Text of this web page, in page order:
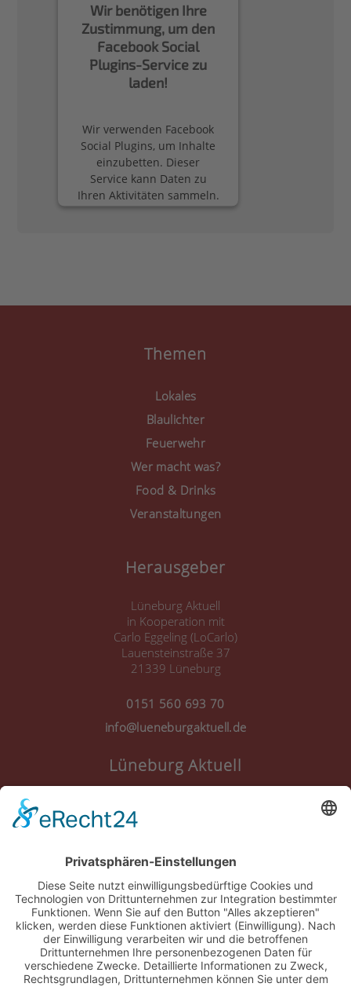
Wir benötigen Ihre
Zustimmung, um den
Facebook Social
Plugins-Service zu
laden!
Wir verwenden Facebook
Social Plugins, um Inhalte
einzubetten. Dieser
Service kann Daten zu
Ihren Aktivitäten sammeln.
Bitte lesen Sie die Details
Mehr Informationen
Akzeptieren
Consent Management
Themen
Lokales
Blaulichter
Feuerwehr
Wer macht was?
Food & Drinks
Veranstaltungen
Herausgeber
Lüneburg Aktuell
in Kooperation mit
Carlo Eggeling (LoCarlo)
Lauensteinstraße 37
21339 Lüneburg
0151 560 693 70
info@lueneburgaktuell.de
Lüneburg Aktuell
Nutzungsbedingungen
Über Uns
Datenschutz
Kontakt
Impressum